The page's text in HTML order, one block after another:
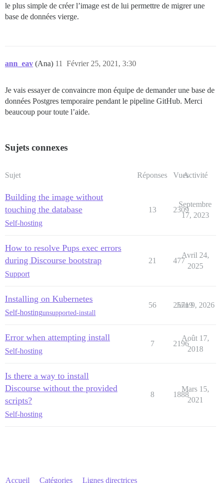
le plus simple de créer l’image est de lui permettre de migrer une
base de données vierge.
ann_eav (Ana) Février 25, 2021, 3:30
11
Je vais essayer de convaincre mon équipe de demander une base de
données Postgres temporaire pendant le pipeline GitHub. Merci
beaucoup pour toute l’aide.
Sujets connexes
Sujet Réponses VuesActivité
Building the image without
touching the database
Self-hosting
13 2309
Septembre
17, 2023
How to resolve Pups exec errors
during Discourse bootstrap
Support
21 477
Avril 24,
2025
Installing on Kubernetes
Self-hostingunsupported-install
56 25719
Juin 9, 2026
Error when attempting install
Self-hosting
7 2196
Août 17,
2018
Is there a way to install
Discourse without the provided
scripts?
Self-hosting
8 1888
Mars 15,
2021
Accueil Catégories Lignes directrices